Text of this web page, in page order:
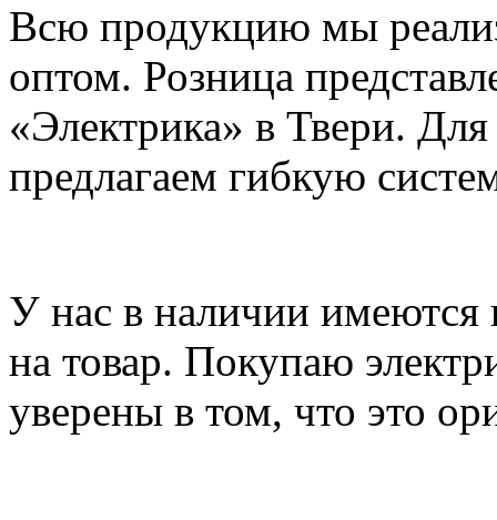
Всю продукцию мы
оптом. Розница
«Электрика» в Твери.
предлагаем гибкую
У нас в наличии имеются
на товар. Покупаю
уверены в том, что это